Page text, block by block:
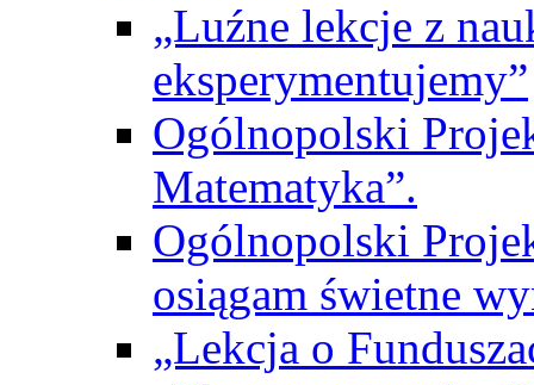
„Luźne lekcje z
eksperymentujemy”
Ogólnopolski
Matematyka”.
Ogólnopolski
osiągam świetne
„Lekcja o